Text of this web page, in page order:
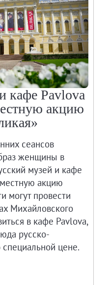
кафе Pavlova
акцию
сеансов
женщины в
музей и кафе
акцию
могут провести
Михайловского
в кафе Pavlova,
русско-
цене.